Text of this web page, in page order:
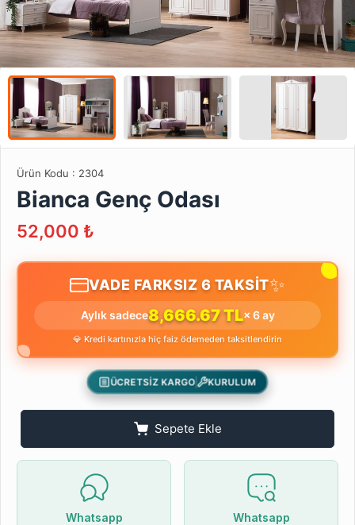
Ürün Kodu : 2304
Bianca Genç Odası
52,000 ₺
VADE FARKSIZ 6 TAKSİT✨
Aylık sadece8,666.67 TL× 6 ay
💎 Kredi kartınızla hiç faiz ödemeden taksitlendirin
ÜCRETSİZ KARGO KURULUM
Sepete Ekle
Whatsapp
Whatsapp